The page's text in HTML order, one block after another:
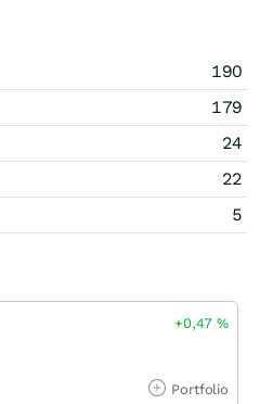
190
179
24
22
5
+0,47%
Portfolio